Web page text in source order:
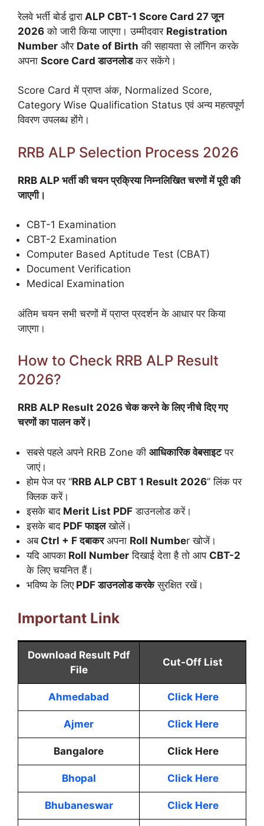
रेलवे भर्ती बोर्ड द्वारा ALP CBT-1 Score Card 27 जून
2026 को जारी किया जाएगा। उम्मीदवार Registration
Number और Date of Birth की सहायता से लॉगिन करके
अपना Score Card डाउनलोडकर सकेंगे।
Score Card में प्राप्त अंक, Normalized Score,
Category Wise Qualification Status एवं अन्य महत्वपूर्ण
विवरण उपलब्ध होंगे।
RRB ALP Selection Process 2026
RRB ALP भर्ती की चयन प्रक्रिया निम्नलिखित चरणों में पूरी की
जाएगी।
CBT-1 Examination
CBT-2 Examination
Computer Based Aptitude Test (CBAT)
Document Verification
Medical Examination
अंतिम चयन सभी चरणों में प्राप्त प्रदर्शन के आधार पर किया
जाएगा।
How to Check RRB ALP Result
2026?
RRB ALP Result 2026 चेक करने के लिए नीचे दिए गए
चरणों का पालन करें।
सबसे पहले अपने RRB Zone की आधिकारिक वेबसाइटपर
जाएं।
होम पेज पर “RRB ALP CBT 1 Result 2026” लिंक पर
क्लिक करें।
इसके बाद Merit List PDF डाउनलोड करें।
इसके बाद PDF फाइलखोलें।
अबCtrl + F दबाकरअपना Roll Number खोजें।
यदि आपका Roll Number दिखाई देता है तो आप CBT-2
के लिए चयनित हैं।
भविष्य के लिएPDF डाउनलोड करकेसुरक्षित रखें।
Important Link
Download Result Pdf
File
Cut-Off List
Ahmedabad Click Here
Ajmer Click Here
Bangalore Click Here
Bhopal Click Here
Bhubaneswar Click Here